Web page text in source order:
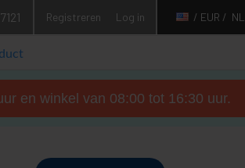
Registreren Log in / EUR / NL
en winkel van 08:00 tot 16:30 uur.